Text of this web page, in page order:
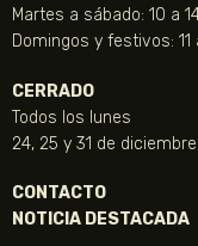
Martes a sábado: 10 a
Domingos y festivos: 11
CERRADO
Todos los lunes
24, 25 y 31 de
CONTACTO
NOTICIA DESTACADA